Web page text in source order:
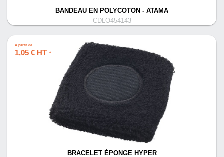
BANDEAU EN POLYCOTON - ATAMA
CDLO454143
À partir de
1,05 € HT *
BRACELET ÉPONGE HYPER